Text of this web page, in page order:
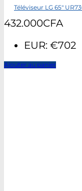
Téléviseur LG 65″
432.000CFA
EUR: €702
Ajouter au panier